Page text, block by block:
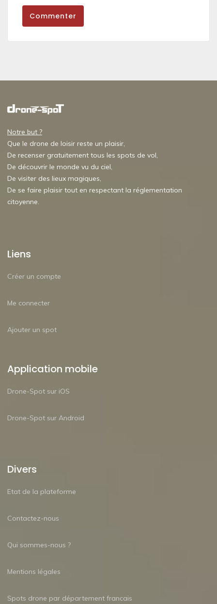
Commenter
Notre but ?
Que le drone de loisir reste un plaisir,
De recenser gratuitement tous les spots de vol,
De découvrir le monde vu du ciel,
De visiter des lieux magiques,
De se faire plaisir tout en respectant la réglementation
citoyenne.
Liens
Créer un compte
Me connecter
Ajouter un spot
Application mobile
Drone-Spot sur iOS
Drone-Spot sur Android
Divers
Etat de la plateforme
Contactez-nous
Qui sommes-nous ?
Mentions légales
Spots drone par département francais